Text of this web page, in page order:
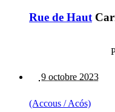
Rue de Haut
9 octobre 2023
(Accous / Acós)